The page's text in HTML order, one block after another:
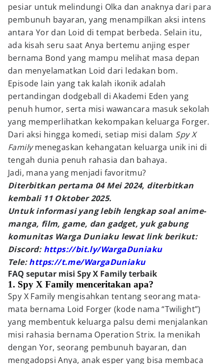
pesiar untuk melindungi Olka dan anaknya dari para
pembunuh bayaran, yang menampilkan aksi intens
antara Yor dan Loid di tempat berbeda. Selain itu,
ada kisah seru saat Anya bertemu anjing esper
bernama Bond yang mampu melihat masa depan
dan menyelamatkan Loid dari ledakan bom.
Episode lain yang tak kalah ikonik adalah
pertandingan dodgeball di Akademi Eden yang
penuh humor, serta misi wawancara masuk sekolah
yang memperlihatkan kekompakan keluarga Forger.
Dari aksi hingga komedi, setiap misi dalam Spy X
Familymenegaskan kehangatan keluarga unik ini di
tengah dunia penuh rahasia dan bahaya.
Jadi, mana yang menjadi favoritmu?
Diterbitkan pertama 04 Mei 2024, diterbitkan
kembali 11 Oktober 2025.
Untuk informasi yang lebih lengkap soal anime-
manga, film, game, dan gadget, yuk gabung
komunitas Warga Duniaku lewat link berikut:
Discord: https://bit.ly/WargaDuniaku
Tele:https://t.me/WargaDuniaku
FAQ seputar misi Spy X Family terbaik
1. Spy X Family menceritakan apa?
Spy X Family mengisahkan tentang seorang mata-
mata bernama Loid Forger (kode nama “Twilight”)
yang membentuk keluarga palsu demi menjalankan
misi rahasia bernama Operation Strix. Ia menikah
dengan Yor, seorang pembunuh bayaran, dan
mengadopsi Anya, anak esper yang bisa membaca